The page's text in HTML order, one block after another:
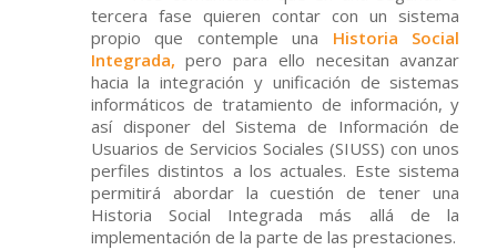
tercera fase quieren contar con un sistema
propio que contemple una Historia Social
Integrada, pero para ello necesitan avanzar
hacia la integración y unificación de sistemas
informáticos de tratamiento de información, y
así disponer del Sistema de Información de
Usuarios de Servicios Sociales (SIUSS) con unos
perfiles distintos a los actuales. Este sistema
permitirá abordar la cuestión de tener una
Historia Social Integrada más allá de la
implementación de la parte de las prestaciones.